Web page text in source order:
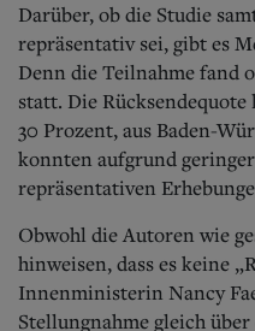
Darüber, ob die Studie
repräsentativ sei, gibt es
Denn die Teilnahme fand
statt. Die Rücksendequote
30 Prozent, aus Baden-
konnten aufgrund
repräsentativen
Obwohl die Autoren wie
hinweisen, dass es keine
Innenministerin Nancy
Stellungnahme gleich